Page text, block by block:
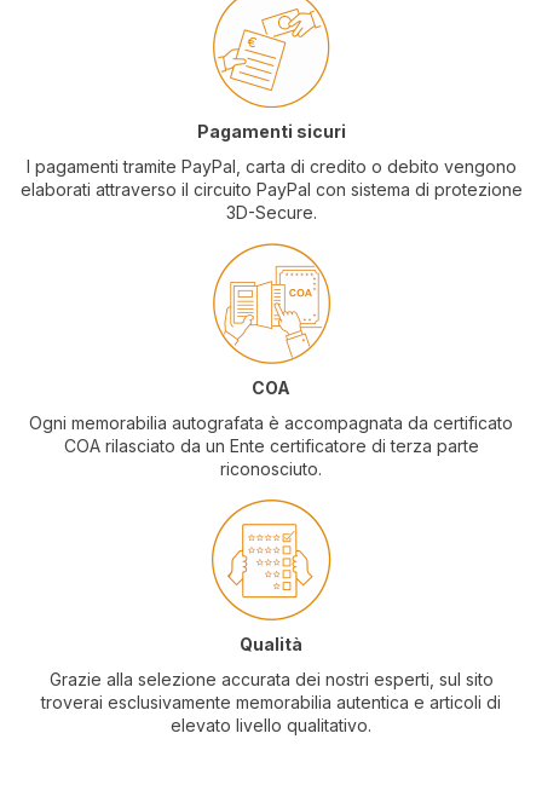
Pagamenti sicuri
I pagamenti tramite PayPal, carta di credito o debito vengono
elaborati attraverso il circuito PayPal con sistema di protezione
3D-Secure.
COA
Ogni memorabilia autografata è accompagnata da certificato
COA rilasciato da un Ente certificatore di terza parte
riconosciuto.
Qualità
Grazie alla selezione accurata dei nostri esperti, sul sito
troverai esclusivamente memorabilia autentica e articoli di
elevato livello qualitativo.